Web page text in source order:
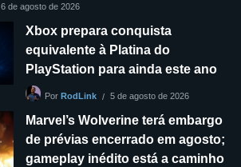
6 de agosto de 2026
Xbox prepara conquista
equivalente à Platina do
PlayStation para ainda este ano
Por RodLink 5 de agosto de 2026
Marvel’s Wolverine terá embargo
de prévias encerrado em agosto;
gameplay inédito está a caminho